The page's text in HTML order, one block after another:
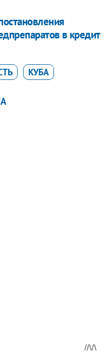
в кредит
КУБА